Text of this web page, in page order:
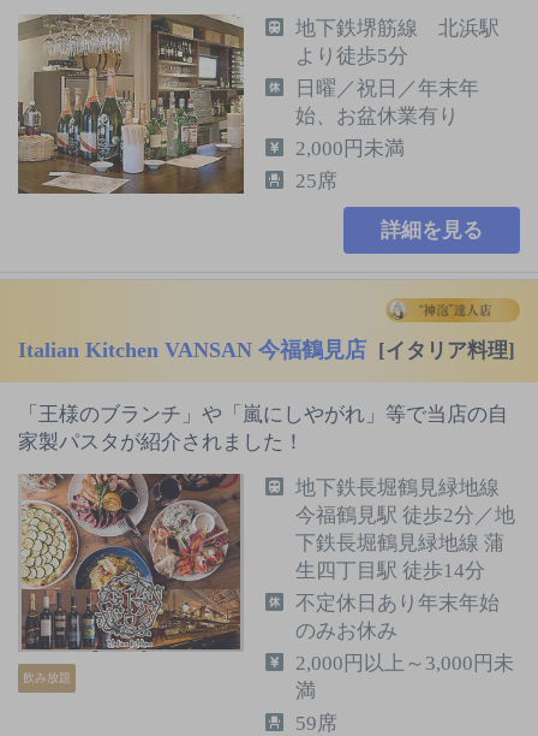
地下鉄堺筋線 北浜駅
より徒歩5分
日曜／祝日／年末年
始、お盆休業有り
2,000円未満
25席
詳細を見る
Italian Kitchen VANSAN 今福鶴見店 [イタリア料理]
「王様のブランチ」や「嵐にしやがれ」等で当店の自
家製パスタが紹介されました！
飲み放題
地下鉄長堀鶴見緑地線
今福鶴見駅 徒歩2分／地
下鉄長堀鶴見緑地線 蒲
生四丁目駅 徒歩14分
不定休日あり年末年始
のみお休み
2,000円以上～3,000円未
満
59席